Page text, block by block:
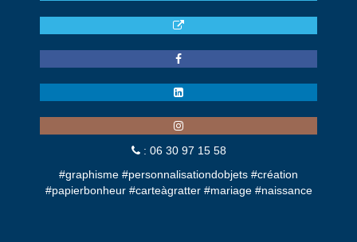
: 06 30 97 15 58
#graphisme #personnalisationdobjets #création
#papierbonheur #carteàgratter #mariage #naissance